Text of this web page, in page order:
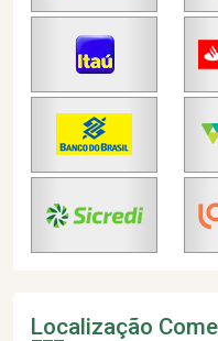
Localização